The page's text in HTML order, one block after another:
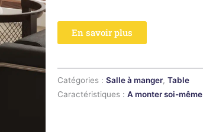
En savoir plus
Catégories : Salle à manger, Table
Caractéristiques : A monter soi-même